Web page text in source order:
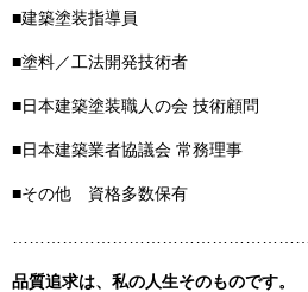
■建築塗装指導員
■塗料／工法開発技術者
■日本建築塗装職人の会 技術顧問
■日本建築業者協議会 常務理事
■その他 資格多数保有
品質追求は、私の人生そのものです。